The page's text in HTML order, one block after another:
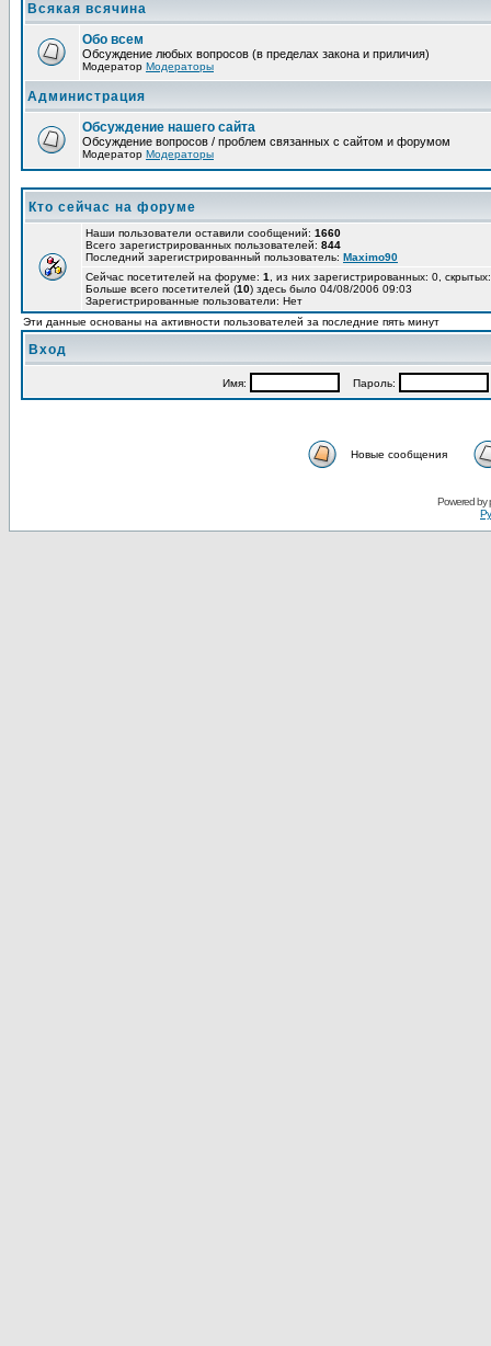
Всякая всячина
Обо всем
Обсуждение любых вопросов (в пределах закона и приличия)
Модератор Модераторы
Администрация
Обсуждение нашего сайта
Обсуждение вопросов / проблем связанных с сайтом и форумом
Модератор Модераторы
Кто сейчас на форуме
Наши пользователи оставили сообщений: 1660
Всего зарегистрированных пользователей: 844
Последний зарегистрированный пользователь: Maximo90
Сейчас посетителей на форуме: 1
, из них зарегистрированных: 0,
Больше всего посетителей (10) здесь было 04/08/2006 09:03
Зарегистрированные пользователи: Нет
Эти данные основаны на активности пользователей за последние пять минут
Вход
Имя: Пароль:
Новые сообщения
Powered by